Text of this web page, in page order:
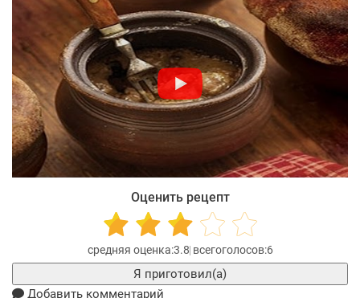
Оценить рецепт
3.8 6
Я приготовил(а)
Добавить комментарий